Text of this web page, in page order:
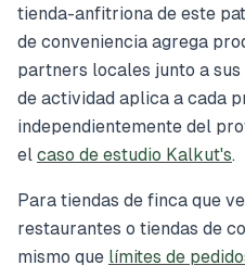
tienda-anfitriona de este
de conveniencia agrega
partners locales junto a
de actividad aplica a cada
independientemente del
el caso de estudio Kalkut's.
Para tiendas de finca que
restaurantes o tiendas de
mismo que límites de